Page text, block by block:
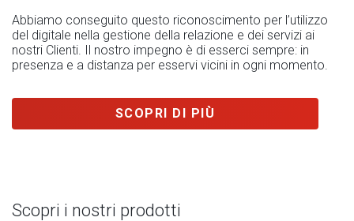
Abbiamo conseguito questo riconoscimento per l’utilizzo
del digitale nella gestione della relazione e dei servizi ai
nostri Clienti. Il nostro impegno è di esserci sempre: in
presenza e a distanza per esservi vicini in ogni momento.
SCOPRI DI PIÙ
Scopri i nostri prodotti